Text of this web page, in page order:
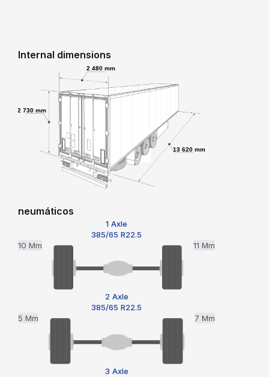
Internal dimensions
2 480 mm
2 730 mm
13 620 mm
neumáticos
1 Axle
385/65 R22.5
10 Mm
11 Mm
2 Axle
385/65 R22.5
5 Mm
7 Mm
3 Axle